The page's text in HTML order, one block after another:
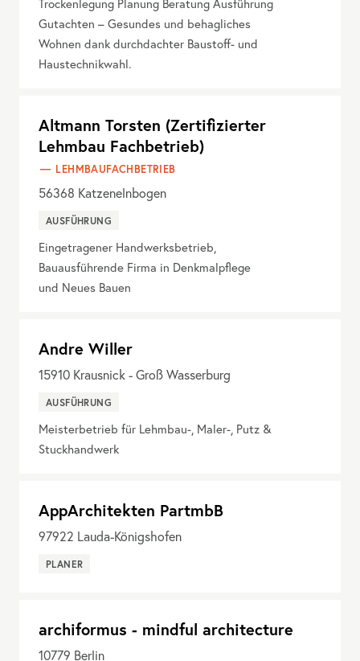
Trockenlegung Planung Beratung Ausführung
Gutachten – Gesundes und behagliches
Wohnen dank durchdachter Baustoff- und
Haustechnikwahl.
Altmann Torsten (Zertifizierter
Lehmbau Fachbetrieb)
LEHMBAUFACHBETRIEB
56368 Katzenelnbogen
AUSFÜHRUNG
Eingetragener Handwerksbetrieb,
Bauausführende Firma in Denkmalpflege
und Neues Bauen
Andre Willer
15910 Krausnick - Groß Wasserburg
AUSFÜHRUNG
Meisterbetrieb für Lehmbau-, Maler-, Putz &
Stuckhandwerk
AppArchitekten PartmbB
97922 Lauda-Königshofen
PLANER
archiformus - mindful architecture
10779 Berlin